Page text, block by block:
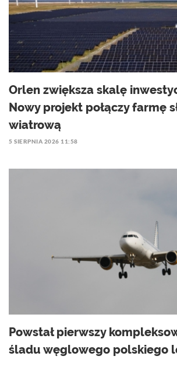
Orlen zwiększa skalę
Nowy projekt połączy farmę
wiatrową
5 SIERPNIA 2026 11:58
Powstał pierwszy
śladu węglowego polskiego